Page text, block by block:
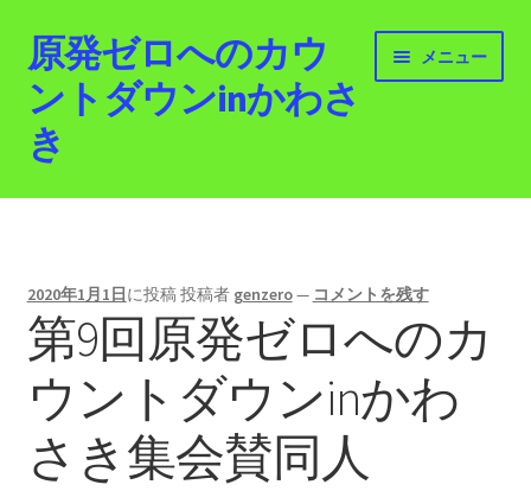
ナ
ビ
ゲ
ー
シ
キ
ッ
プ
コ
ン
テ
ン
ツ
プ
原発ゼロへのカウ
ントダウンinかわさ
き
メニュー
ホーム
活動紹介
2012.3.11 「原発ゼロへのカウントダウンinかわさ
き」「原発ゼロへの行進！誰でもデモ！」
原発ゼロ金曜日行動 inかわさき
2020年1月1日に投稿投稿者 genzero— コメントを残す
第9回原発ゼロへのカ
ウントダウンinかわ
さき集会賛同人